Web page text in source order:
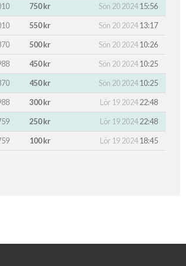
750 kr Sön 20 202415:56
550 kr Sön 20 202413:17
500 kr Sön 20 202410:26
450 kr Sön 20 202410:25
450 kr Sön 20 202410:25
300 kr Lör 19 202422:48
250 kr Lör 19 202422:48
100 kr Lör 19 202418:45